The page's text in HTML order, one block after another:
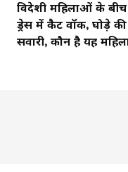
विदेशी महिलाओं के बीच
ड्रेस में कैट वॉक, घोड़े
सवारी, कौन है यह